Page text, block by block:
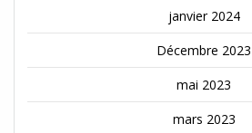
janvier 2024
Décembre 2023
mai 2023
mars 2023